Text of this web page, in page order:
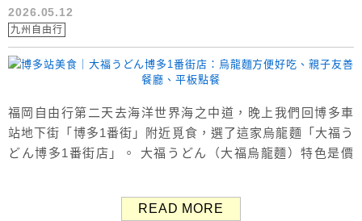
2026.05.12
九州自由行
福岡自由行第二天去海洋世界海之中道，晚上我們回博多車
站地下街「博多1番街」附近覓食，選了這家烏龍麵「大福う
どん博多1番街店」。 大福うどん（大福烏龍麵）特色是價
一餐的時候，同時也是適合帶小孩用餐的親子友善餐廳，實
READ MORE